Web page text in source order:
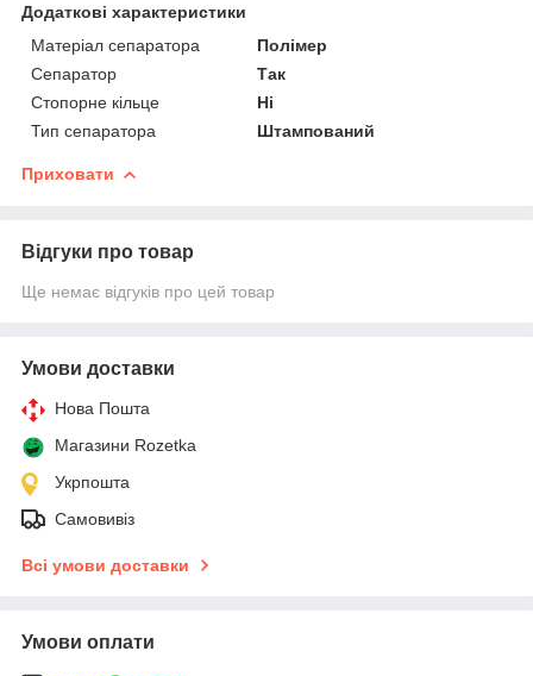
Додаткові характеристики
Матеріал сепаратора
Полімер
Сепаратор
Так
Стопорне кільце
Ні
Тип сепаратора
Штампований
Приховати
Відгуки про товар
Ще немає відгуків про цей товар
Умови доставки
Нова Пошта
Магазини Rozetka
Укрпошта
Самовивіз
Всі умови доставки
Умови оплати